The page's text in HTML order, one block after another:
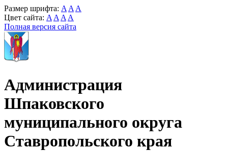
Размер шрифта: A A A
Цвет сайта: A A A A
Полная версия сайта
Администрация
Шпаковского
муниципального округа
Ставропольского края